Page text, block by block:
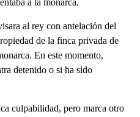
a la monarca.
al rey con antelación del
de la finca privada de
En este momento,
detenido o si ha sido
culpabilidad, pero marca otro